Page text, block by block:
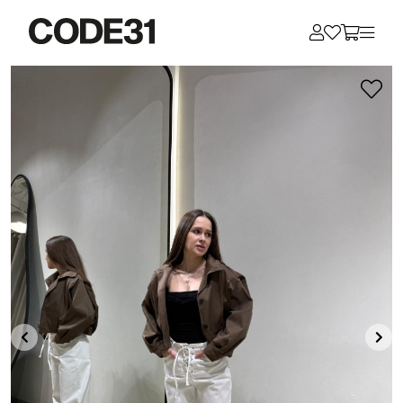
Для клиентов всех банков
Разбейте
оплату
на части
без переплат
График платежей
Сегодня
25 %